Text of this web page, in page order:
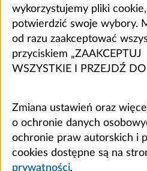
wykorzystujemy pliki
potwierdzić swoje wybory.
od razu zaakceptować
przyciskiem „ZAAKCEPTUJ
WSZYSTKIE I PRZEJDŹ DO
Zmiana ustawień oraz
o ochronie danych
ochronie praw autorskich i
cookies dostępne są na
prywatności.